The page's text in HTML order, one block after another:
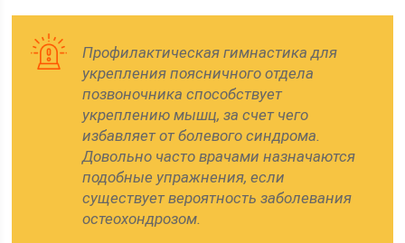
Профилактическая гимнастика для
укрепления поясничного отдела
позвоночника способствует
укреплению мышц, за счет чего
избавляет от болевого синдрома.
Довольно часто врачами назначаются
подобные упражнения, если
существует вероятность заболевания
остеохондрозом.